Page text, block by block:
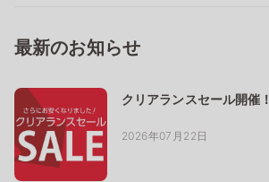
最新のお知らせ
クリアランスセール開催！
2026年07月22日